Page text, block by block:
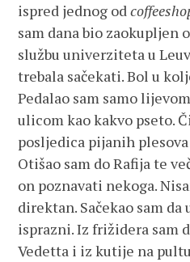
ispred jednog od
sam dana bio zaokupljen
službu univerziteta u
trebala sačekati. Bol u
Pedalao sam samo
ulicom kao kakvo pseto.
posljedica pijanih
Otišao sam do Rafija te
on poznavati nekoga.
direktan. Sačekao sam
isprazni. Iz frižidera sam
Vedetta i iz kutije na